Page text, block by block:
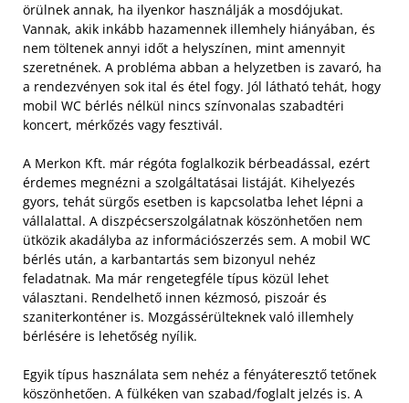
örülnek annak, ha ilyenkor használják a mosdójukat.
Vannak, akik inkább hazamennek illemhely hiányában, és
nem töltenek annyi időt a helyszínen, mint amennyit
szeretnének. A probléma abban a helyzetben is zavaró, ha
a rendezvényen sok ital és étel fogy. Jól látható tehát, hogy
mobil WC bérlés nélkül nincs színvonalas szabadtéri
koncert, mérkőzés vagy fesztivál.
A Merkon Kft. már régóta foglalkozik bérbeadással, ezért
érdemes megnézni a szolgáltatásai listáját. Kihelyezés
gyors, tehát sürgős esetben is kapcsolatba lehet lépni a
vállalattal. A diszpécserszolgálatnak köszönhetően nem
ütközik akadályba az információszerzés sem. A mobil WC
bérlés után, a karbantartás sem bizonyul nehéz
feladatnak. Ma már rengetegféle típus közül lehet
választani. Rendelhető innen kézmosó, piszoár és
szaniterkonténer is. Mozgássérülteknek való illemhely
bérlésére is lehetőség nyílik.
Egyik típus használata sem nehéz a fényáteresztő tetőnek
köszönhetően. A fülkéken van szabad/foglalt jelzés is. A